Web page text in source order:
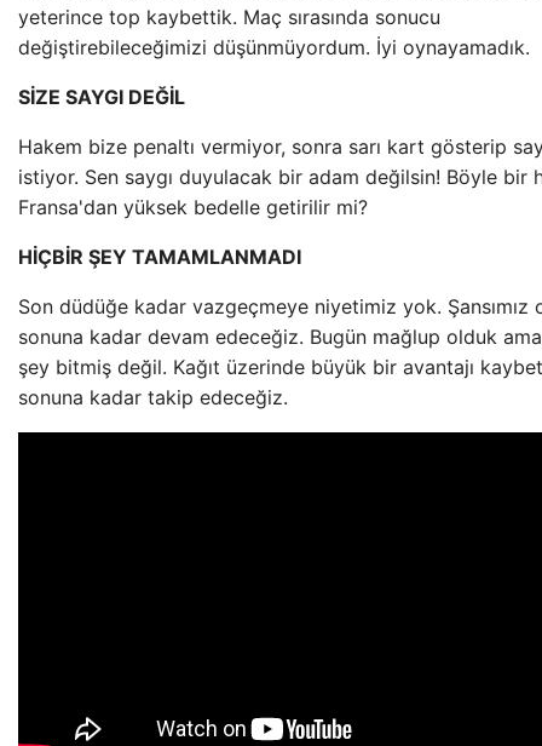
yeterince top kaybettik. Maç sırasında sonucu
değiştirebileceğimizi düşünmüyordum. İyi oynayamadık.
SİZE SAYGI DEĞİL
Hakem bize penaltı vermiyor, sonra sarı kart gösterip
istiyor. Sen saygı duyulacak bir adam değilsin! Böyle bir
Fransa'dan yüksek bedelle getirilir mi?
HİÇBİR ŞEY TAMAMLANMADI
Son düdüğe kadar vazgeçmeye niyetimiz yok. Şansımız
sonuna kadar devam edeceğiz. Bugün mağlup olduk
şey bitmiş değil. Kağıt üzerinde büyük bir avantajı
sonuna kadar takip edeceğiz.